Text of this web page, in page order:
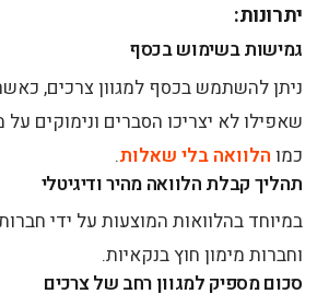
יתרונות:
גמישות בשימוש בכסף
ניתן להשתמש בכסף למגוון צרכים,
שאפילו לא יצריכו הסברים ונימוקים
כמו הלוואה בלי שאלות.
תהליך קבלת הלוואה מהיר ודיגיטלי
במיוחד בהלוואות המוצעות על ידי
וחברות מימון חוץ בנקאיות.
סכום מספיק למגוון רחב של צרכים